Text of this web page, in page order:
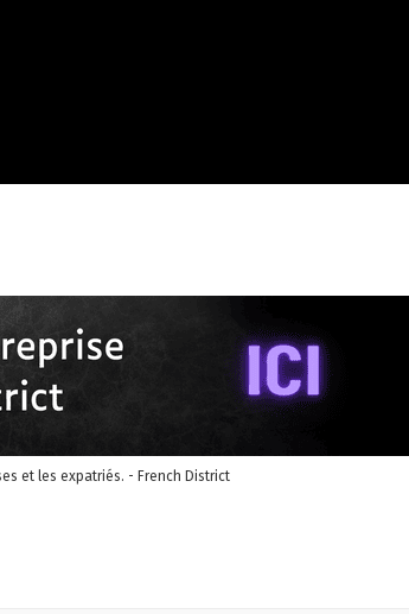
et les expatriés. - French District